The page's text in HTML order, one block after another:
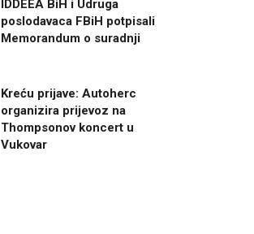
IDDEEA BiH i Udruga
poslodavaca FBiH potpisali
Memorandum o suradnji
Kreću prijave: Autoherc
organizira prijevoz na
Thompsonov koncert u
Vukovar